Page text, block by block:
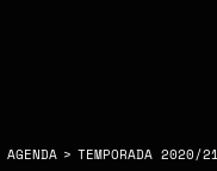
AGENDA > TEMPORADA 2020/21